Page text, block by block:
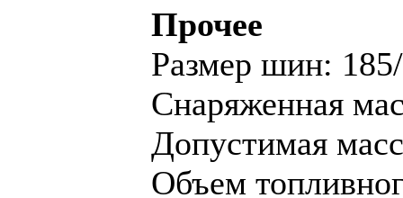
Прочее
Размер шин:
Снаряженная
Допустимая
Объем